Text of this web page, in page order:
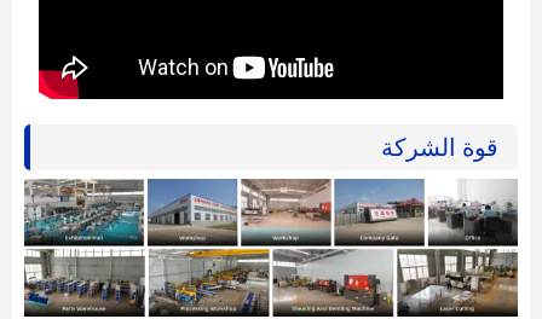
قوة الشركة